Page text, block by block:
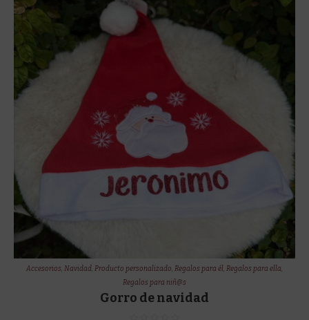
Accesorios, Navidad, Producto personalizado, Regalos para él, Regalos para ella,
Regalos para niñ@s
Gorro de navidad